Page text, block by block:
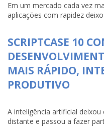
Em um mercado cada vez
aplicações com rapidez
SCRIPTCASE 10
MAIS RÁPIDO,
PRODUTIVO
A inteligência artificial
distante e passou a fazer